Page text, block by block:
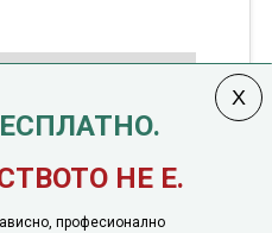
НЕ Е.
професионално